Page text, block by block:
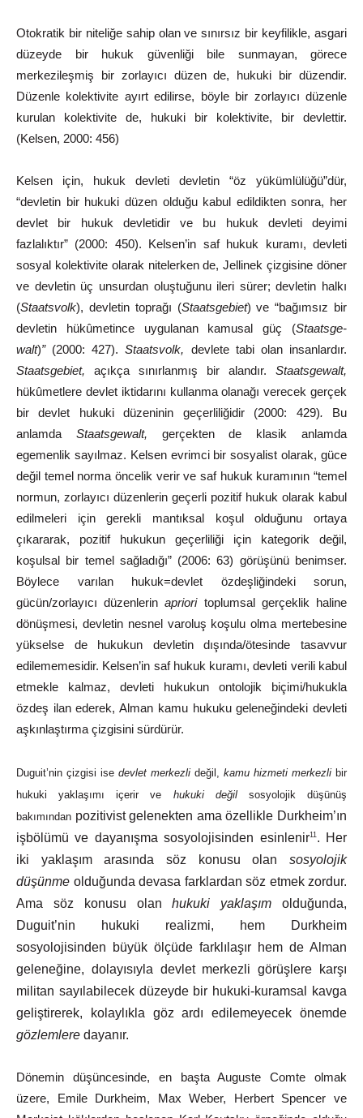
Otokratik bir niteliğe sahip olan ve sınırsız bir keyfilikle, asgari
düzeyde bir hukuk güvenliği bile sunmayan, görece
merkezileşmiş bir zorlayıcı düzen de, hukuki bir düzendir.
Düzenle kolektivite ayırt edilirse, böyle bir zorlayıcı düzenle
kurulan kolektivite de,
hukuki bir kolektivite, bir
devlettir.
(Kelsen, 2000: 456)
Kelsen için, hukuk devleti devletin “öz
yükümlülüğü”dür,
“devletin bir hukuki düzen olduğu kabul edildikten sonra, her
devlet
bir
hukuk devletidir ve bu hukuk devleti deyimi
fazlalıktır” (2000: 450). Kelsen’in saf hukuk kuramı, devleti
sosyal kolektivite olarak nitelerken de, Jellinek çizgisine döner
ve devletin üç unsurdan oluştuğunu ileri sürer; devletin halkı
(Staatsvolk), devletin toprağı (Staatsgebiet) ve “bağımsız bir
devletin
hükûmetince uygulanan kamusal güç (Staatsge-
walt)” (2000: 427).Staatsvolk, devlete tabi olan insanlardır.
Staatsgebiet,
açıkça sınırlanmış bir alandır. Staatsgewalt,
hükûmetlere devlet iktidarını kullanma olanağı verecek gerçek
bir devlet
hukuki düzeninin geçerliliğidir (2000: 429). Bu
anlamda Staatsgewalt, gerçekten de
klasik anlamda
egemenlik sayılmaz. Kelsen evrimci bir sosyalist olarak, güce
değil temel norma öncelik verir ve saf hukuk kuramının “temel
normun, zorlayıcı düzenlerin geçerli pozitif hukuk olarak kabul
edilmeleri için gerekli mantıksal koşul olduğunu ortaya
çıkararak,
pozitif hukukun geçerliliği için kategorik değil,
koşulsal bir temel sağladığı” (2006: 63) görüşünü benimser.
Böylece varılan
hukuk=devlet
özdeşliğindeki sorun,
gücün/zorlayıcı düzenlerinapriori toplumsal gerçeklik haline
dönüşmesi, devletin nesnel varoluş koşulu olma mertebesine
yükselse de hukukun devletin dışında/ötesinde
tasavvur
edilememesidir. Kelsen’in saf hukuk kuramı, devleti verili kabul
etmekle
kalmaz, devleti hukukun ontolojik biçimi/hukukla
özdeş ilan ederek, Alman kamu hukuku geleneğindeki devleti
aşkınlaştırma çizgisini sürdürür.
Duguit’nin çizgisi ise devlet merkezli değil, kamu hizmeti merkezli bir
hukuki yaklaşımı içerir ve hukuki değil sosyolojik düşünüş
bakımından pozitivist gelenekten ama özellikle Durkheim’ın
işbölümü ve dayanışma sosyolojisinden esinlenir11. Her
iki
yaklaşım arasında söz konusu olan
sosyolojik
düşünme olduğunda devasa farklardan söz etmek zordur.
Ama
söz konusu olan hukuki yaklaşım
olduğunda,
Duguit’nin
hukuki realizmi, hem
Durkheim
sosyolojisinden
büyük ölçüde farklılaşır hem de Alman
geleneğine, dolayısıyla devlet merkezli görüşlere
karşı
militan sayılabilecek düzeyde bir hukuki-kuramsal
kavga
geliştirerek,
kolaylıkla göz ardı edilemeyecek önemde
gözlemlere dayanır.
Dönemin düşüncesinde, en başta Auguste Comte olmak
üzere, Emile Durkheim, Max Weber, Herbert Spencer ve